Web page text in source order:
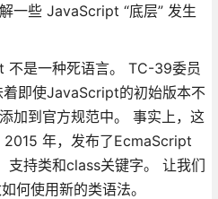
一些 JavaScript “底层” 发生
是一种死语言。 TC-39委员
即使JavaScript的初始版本不
加到官方规范中。 事实上，这
2015 年，发布了EcmaScript
支持类和class关键字。 让我们
何使用新的类语法。